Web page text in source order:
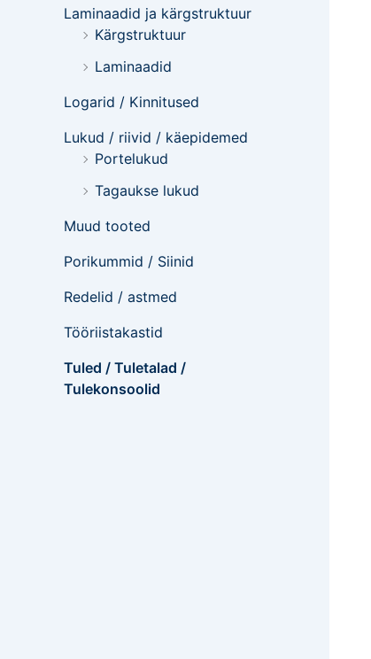
Laminaadid ja kärgstruktuur
Kärgstruktuur
Laminaadid
Logarid / Kinnitused
Lukud / riivid / käepidemed
Portelukud
Tagaukse lukud
Muud tooted
Porikummid / Siinid
Redelid / astmed
Tööriistakastid
Tuled / Tuletalad /
Tulekonsoolid